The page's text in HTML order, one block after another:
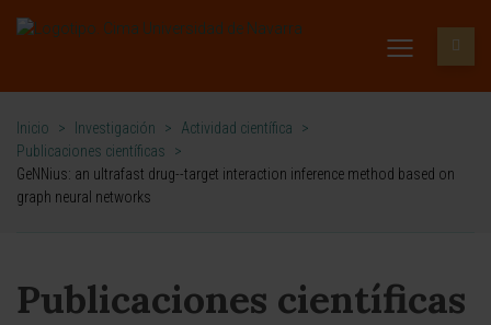
Inicio > Investigación > Actividad científica
>
Publicaciones científicas
>
GeNNius: an ultrafast drug--target interaction inference method based on
graph neural networks
Publicaciones científicas